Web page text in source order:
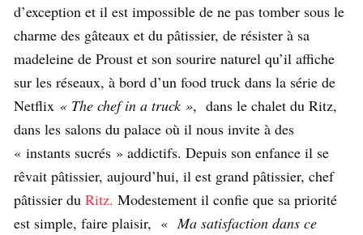
d’exception et il est impossible de ne pas tomber sous le
charme des gâteaux et du pâtissier, de résister à sa
madeleine de Proust et son sourire naturel qu’il affiche
sur les réseaux, à bord d’un food truck dans la série de
Netflix « The chef in a truck », dans le chalet du Ritz,
dans les salons du palace où il nous invite à des
« instants sucrés » addictifs. Depuis son enfance il se
rêvait pâtissier, aujourd’hui, il est grand pâtissier, chef
pâtissier du Ritz. Modestement il confie que sa priorité
est simple, faire plaisir, « Ma satisfaction dans ce